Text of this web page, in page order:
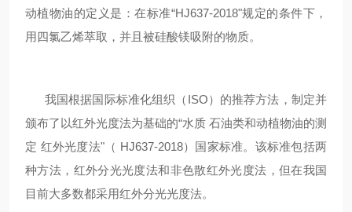
动植物油的定义是：在标准“HJ637-2018"规定的条件下，
用四氯乙烯萃取，并且被硅酸镁吸附的物质。
我国根据国际标准化组织（ISO）的推荐方法，制定并
颁布了以红外光度法为基础的“水质 石油类和动植物油的测
定 红外光度法"（ HJ637-2018）国家标准。该标准包括两
种方法，红外分光光度法和非色散红外光度法，但在我国
目前大多数都采用红外分光光度法。